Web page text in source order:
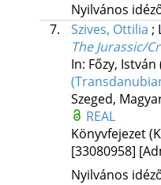
Nyilvános
7.
Szives, Ottilia ;
The Jurassic/
In: Főzy, István
Szeged,
REAL
Könyvfejezet
[33080958]
Nyilvános